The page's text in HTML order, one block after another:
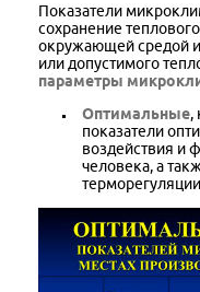
Показатели
сохранение
окружающей средой
или допустимого
параметры
Оптимальные,
показатели
воздействия и
человека, а